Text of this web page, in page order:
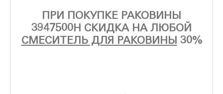
ПРИ ПОКУПКЕ РАКОВИНЫ
3947500H СКИДКА НА ЛЮБОЙ
СМЕСИТЕЛЬ ДЛЯ РАКОВИНЫ 30%